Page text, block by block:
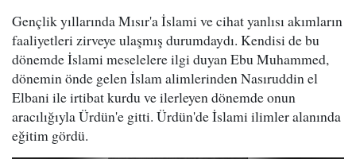
Gençlik yıllarında Mısır'a İslami ve cihat yanlısı akımların
faaliyetleri zirveye ulaşmış durumdaydı. Kendisi de bu
dönemde İslami meselelere ilgi duyan Ebu Muhammed,
dönemin önde gelen İslam alimlerinden Nasıruddin el
Elbani ile irtibat kurdu ve ilerleyen dönemde onun
aracılığıyla Ürdün'e gitti. Ürdün'de İslami ilimler alanında
eğitim gördü.